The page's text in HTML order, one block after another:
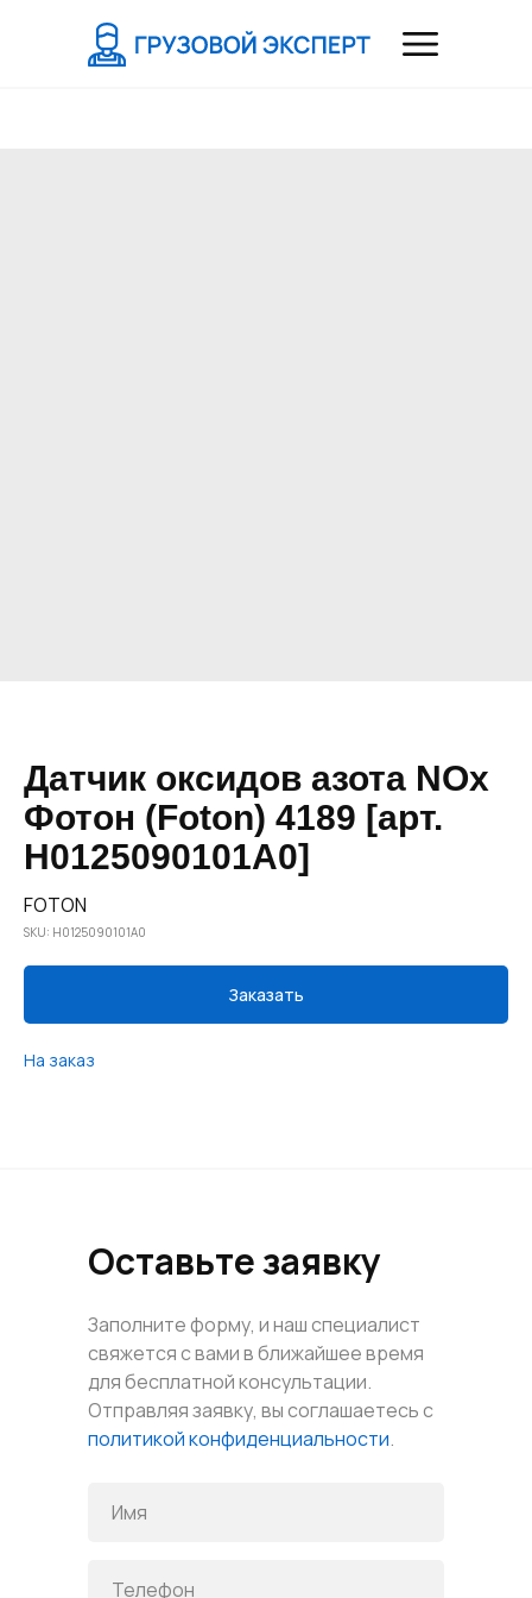
Датчик оксидов азота NOx
Фотон (Foton) 4189 [арт.
H0125090101A0]
FOTON
SKU: H0125090101A0
Заказать
На заказ
Оставьте заявку
Заполните форму, и наш специалист
свяжется с вами в ближайшее время
для бесплатной консультации.
Отправляя заявку, вы соглашаетесь с
политикой конфиденциальности.